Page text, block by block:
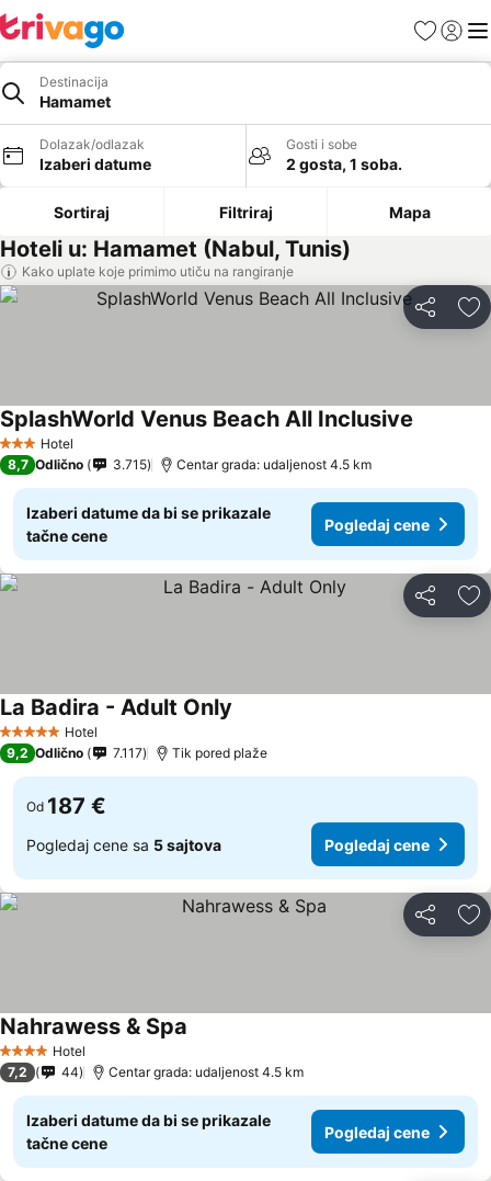
FavoritiPrijavi
Destinacija
Hamamet
Dolazak/odlazak
Izaberi datume
Gosti i sobe
2 gosta, 1 soba.
Sortiraj Filtriraj Mapa
Hoteli u: Hamamet (Nabul, Tunis)
Kako uplate koje primimo utiču na rangiranje
Deli
3 Zvezdice
Hotel
SplashWorld Venus Beach All Inclusive
8,7 Odlično 3.715 Centar grada: udaljenost 4.5 km
Izaberi datume da bi se prikazale
tačne cene
Pogledaj cene
Deli
5 ZvezdiceHotel
La Badira - Adult Only
9,2 Odlično 7.117 Tik pored plaže
Od 187 €
Pogledaj cene sa 5 sajtova Pogledaj cene
Deli
4 ZvezdiceHotel
Nahrawess & Spa
7,2 44 Centar grada: udaljenost 4.5 km
Izaberi datume da bi se prikazale
tačne cene
Pogledaj cene